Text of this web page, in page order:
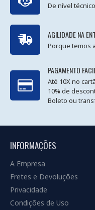
De nível
AGILIDADE NA
Porque temos
PAGAMENTO
Até 10X no
10% de
Boleto ou
INFORMAÇÕES
A Empresa
Fretes e Devoluções
Privacidade
Condições de Uso